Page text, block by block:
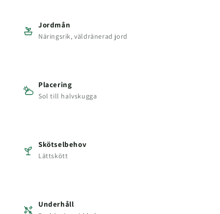
Jordmån
Näringsrik, väldränerad jord
Placering
Sol till halvskugga
Skötselbehov
Lättskött
Underhåll